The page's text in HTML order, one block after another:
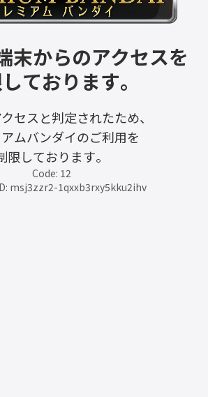
末からのアクセスを
ております。
セスと判定されたため、
ムバンダイのご利用を
限しております。
Code: 12
msj3zzr2-1qxxb3rxy5kku2ihv